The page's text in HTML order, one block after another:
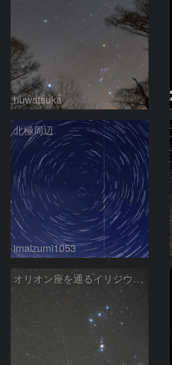
nuwatsuka
北極周辺
imaizumi1053
オリオン座を通るイリジウムフレア